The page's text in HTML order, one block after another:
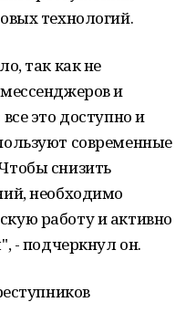
технологий.
так как не
и
это доступно и
современные
снизить
необходимо
работу и активно
- подчеркнул он.